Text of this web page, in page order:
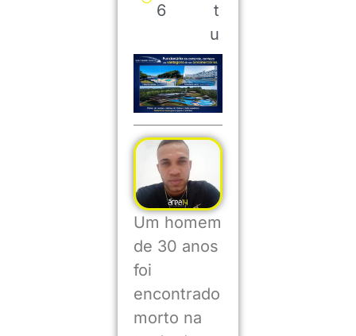
6
t
u
Um homem
de 30 anos
foi
encontrado
morto na